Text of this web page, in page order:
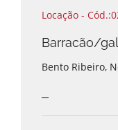
Locação -
Barracão/
Bento Ribeiro,